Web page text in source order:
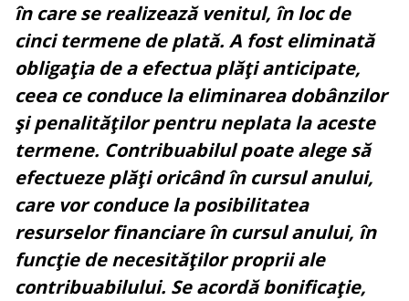
în care se realizează venitul, în loc de
cinci termene de plată. A fost eliminată
obligaţia de a efectua plăţi anticipate,
ceea ce conduce la eliminarea dobânzilor
şi penalităţilor pentru neplata la aceste
termene. Contribuabilul poate alege să
efectueze plăţi oricând în cursul anului,
care vor conduce la posibilitatea
resurselor financiare în cursul anului, în
funcţie de necesităţilor proprii ale
contribuabilului. Se acordă bonificaţie,